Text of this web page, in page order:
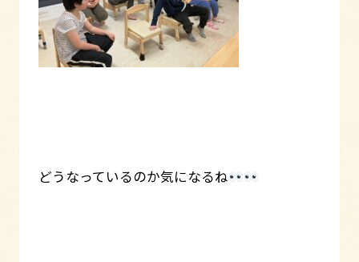
どうなっているのか気になるね